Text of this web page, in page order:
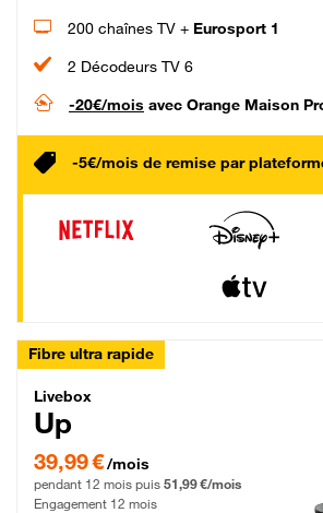
200 chaînes TV + Eurosport 1
2 Décodeurs TV 6
-20€/mois avec Orange Maison
-5€/mois de remise par
Fibre ultra rapide
Livebox Up Fibre
Livebox
Up
39,99 € par mois pendant 12 mois puis 51,99 €
39,99 €/mois
pendant 12 mois puis 51,99 €/mois
Engagement 12 mois